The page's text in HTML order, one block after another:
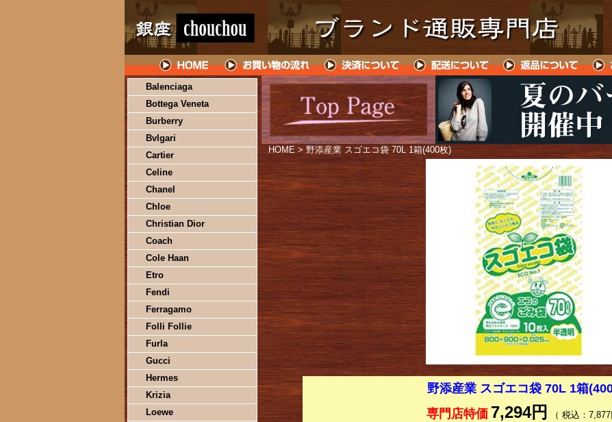
Balenciaga
Bottega Veneta
Burberry
Bvlgari
Cartier
Celine
Chanel
Chloe
Christian Dior
Coach
Cole Haan
Etro
Fendi
Ferragamo
Folli Follie
Furla
Gucci
Hermes
Krizia
Loewe
HOME > 野添産業 スゴエコ袋 70L 1箱(400枚)
野添産業 スゴエコ袋 70L 1箱
専門店特価 7,294円 （ 税込：7,877